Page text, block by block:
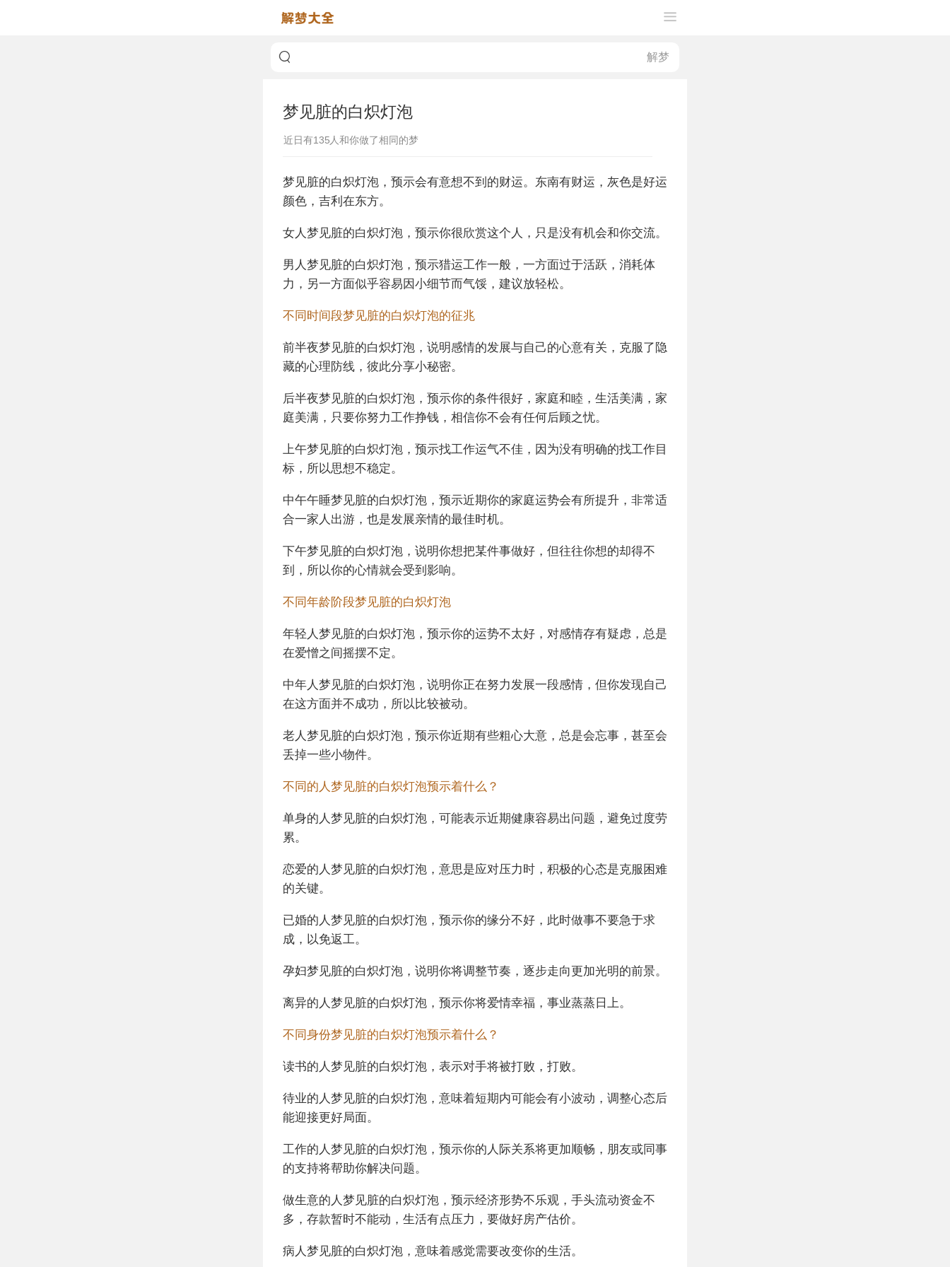
梦见脏的白炽灯泡
近日有135人和你做了相同的梦
梦见脏的白炽灯泡，预示会有意想不到的财运。东南有财运，灰色是好运
颜色，吉利在东方。
女人梦见脏的白炽灯泡，预示你很欣赏这个人，只是没有机会和你交流。
男人梦见脏的白炽灯泡，预示猎运工作一般，一方面过于活跃，消耗体
力，另一方面似乎容易因小细节而气馁，建议放轻松。
不同时间段梦见脏的白炽灯泡的征兆
前半夜梦见脏的白炽灯泡，说明感情的发展与自己的心意有关，克服了隐
藏的心理防线，彼此分享小秘密。
后半夜梦见脏的白炽灯泡，预示你的条件很好，家庭和睦，生活美满，家
庭美满，只要你努力工作挣钱，相信你不会有任何后顾之忧。
上午梦见脏的白炽灯泡，预示找工作运气不佳，因为没有明确的找工作目
标，所以思想不稳定。
中午午睡梦见脏的白炽灯泡，预示近期你的家庭运势会有所提升，非常适
合一家人出游，也是发展亲情的最佳时机。
下午梦见脏的白炽灯泡，说明你想把某件事做好，但往往你想的却得不
到，所以你的心情就会受到影响。
不同年龄阶段梦见脏的白炽灯泡
年轻人梦见脏的白炽灯泡，预示你的运势不太好，对感情存有疑虑，总是
在爱憎之间摇摆不定。
中年人梦见脏的白炽灯泡，说明你正在努力发展一段感情，但你发现自己
在这方面并不成功，所以比较被动。
老人梦见脏的白炽灯泡，预示你近期有些粗心大意，总是会忘事，甚至会
丢掉一些小物件。
不同的人梦见脏的白炽灯泡预示着什么？
单身的人梦见脏的白炽灯泡，可能表示近期健康容易出问题，避免过度劳
累。
恋爱的人梦见脏的白炽灯泡，意思是应对压力时，积极的心态是克服困难
的关键。
已婚的人梦见脏的白炽灯泡，预示你的缘分不好，此时做事不要急于求
成，以免返工。
孕妇梦见脏的白炽灯泡，说明你将调整节奏，逐步走向更加光明的前景。
离异的人梦见脏的白炽灯泡，预示你将爱情幸福，事业蒸蒸日上。
不同身份梦见脏的白炽灯泡预示着什么？
读书的人梦见脏的白炽灯泡，表示对手将被打败，打败。
待业的人梦见脏的白炽灯泡，意味着短期内可能会有小波动，调整心态后
能迎接更好局面。
工作的人梦见脏的白炽灯泡，预示你的人际关系将更加顺畅，朋友或同事
的支持将帮助你解决问题。
做生意的人梦见脏的白炽灯泡，预示经济形势不乐观，手头流动资金不
多，存款暂时不能动，生活有点压力，要做好房产估价。
病人梦见脏的白炽灯泡，意味着感觉需要改变你的生活。